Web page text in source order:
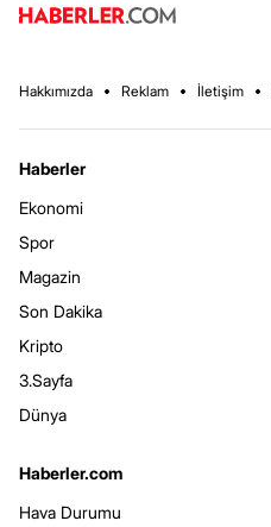
Hakkımızda Reklam İletişim
Haberler
Ekonomi
Spor
Magazin
Son Dakika
Kripto
3.Sayfa
Dünya
Haberler.com
Hava Durumu